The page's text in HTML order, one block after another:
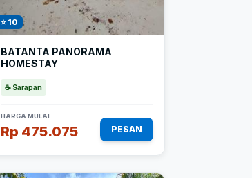
⭐ 10
BATANTA PANORAMA
HOMESTAY
☕ Sarapan
HARGA MULAI
Rp 475.075 PESAN